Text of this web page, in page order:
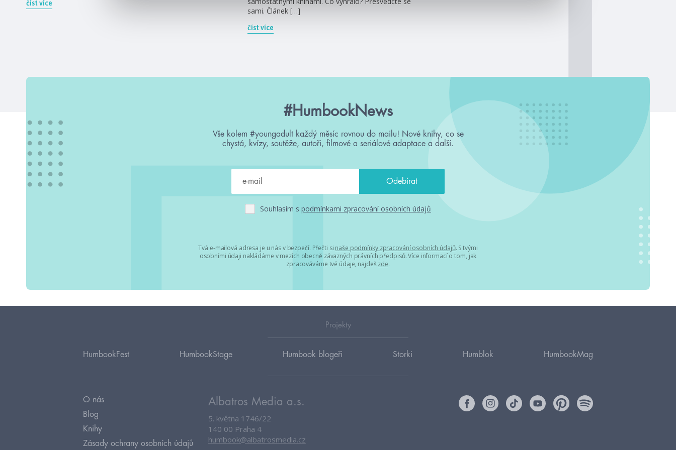
číst více
sami. Článek […]
číst více
#HumbookNews
Vše kolem #youngadult každý měsíc rovnou do mailu! Nové knihy, co se
chystá, kvízy, soutěže, autoři, filmové a seriálové adaptace a další.
Souhlasím s podmínkami zpracování osobních údajů
Tvá e-mailová adresa je u nás v bezpečí. Přečti si naše podmínky zpracování osobních údajů. S tvými
osobními údaji nakládáme v mezích obecně závazných právních předpisů. Více informací o tom, jak
zpracováváme tvé údaje, najdeš zde.
Projekty
HumbookFest HumbookStage Humbook blogeři Storki Humblok HumbookMag
O nás
Blog
Knihy
Zásady ochrany osobních údajů
Albatros Media a.s.
5. května 1746/22
140 00 Praha 4
humbook@albatrosmedia.cz